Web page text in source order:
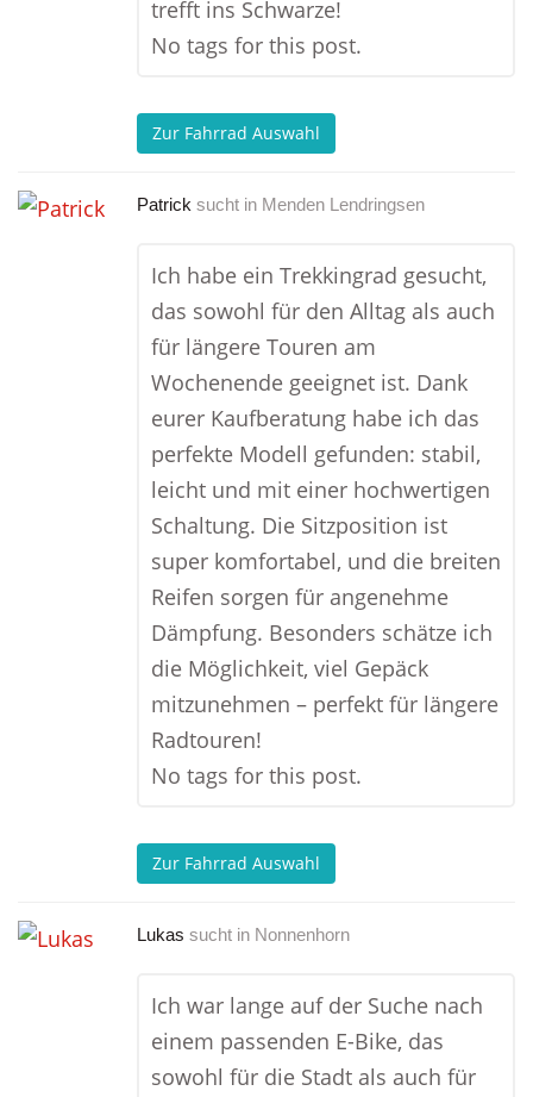
trefft ins Schwarze!
No tags for this post.
Zur Fahrrad Auswahl
Patrick sucht in Menden Lendringsen
Ich habe ein Trekkingrad gesucht,
das sowohl für den Alltag als auch
für längere Touren am
Wochenende geeignet ist. Dank
eurer Kaufberatung habe ich das
perfekte Modell gefunden: stabil,
leicht und mit einer hochwertigen
Schaltung. Die Sitzposition ist
super komfortabel, und die breiten
Reifen sorgen für angenehme
Dämpfung. Besonders schätze ich
die Möglichkeit, viel Gepäck
mitzunehmen – perfekt für längere
Radtouren!
No tags for this post.
Zur Fahrrad Auswahl
Lukas sucht in Nonnenhorn
Ich war lange auf der Suche nach
einem passenden E-Bike, das
sowohl für die Stadt als auch für